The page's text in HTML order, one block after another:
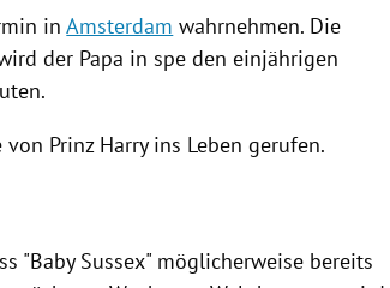
inAmsterdam wahrnehmen. Die
der Papa in spe den einjährigen
von Prinz Harryins Leben gerufen.
"Baby Sussex" möglicherweise bereits